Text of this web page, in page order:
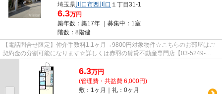
埼玉県川口市西川口 １丁目31-1
6.3万円
築年数：築17年 ｜募集中： 1室
階数：8階建
【電話問合せ限定】仲介手数料1.1ヶ月→9800円対象物件☆こちらのお部屋はご
契約金の分割可能になります☆詳しくは赤羽の賃貸不動産専門店【03-5249-
4177】VISION赤羽店までご連絡下さい！！
6.3万円
(管理費・共益費 6,000円)
敷：1ヶ月｜礼：0ヶ月